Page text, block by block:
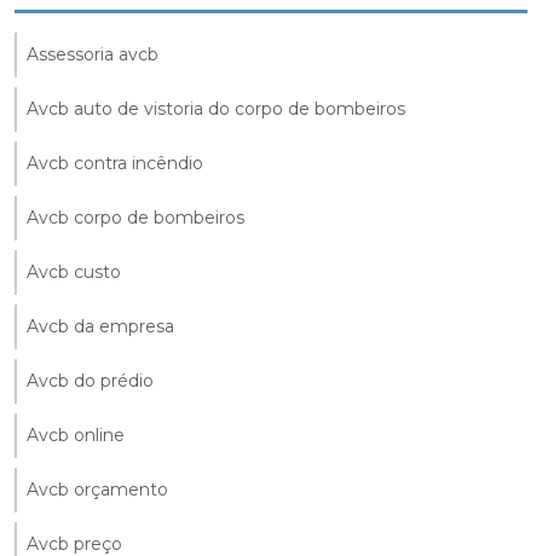
Assessoria avcb
Avcb auto de vistoria do corpo de bombeiros
Avcb contra incêndio
Avcb corpo de bombeiros
Avcb custo
Avcb da empresa
Avcb do prédio
Avcb online
Avcb orçamento
Avcb preço